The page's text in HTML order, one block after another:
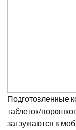
Подготовленные
таблеток/
загружаются в